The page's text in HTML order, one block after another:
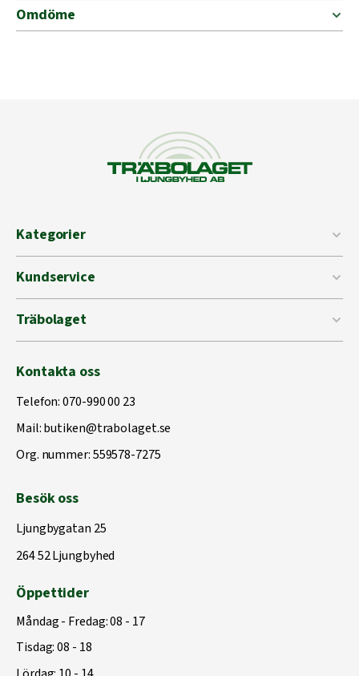
wrap
mängd
Omdöme
Kategorier
Kundservice
Träbolaget
Kontakta oss
Telefon:070-990 00 23
Mail:butiken@trabolaget.se
Org. nummer: 559578-7275
Besök oss
Ljungbygatan 25
264 52 Ljungbyhed
Öppettider
Måndag - Fredag: 08 - 17
Tisdag: 08 - 18